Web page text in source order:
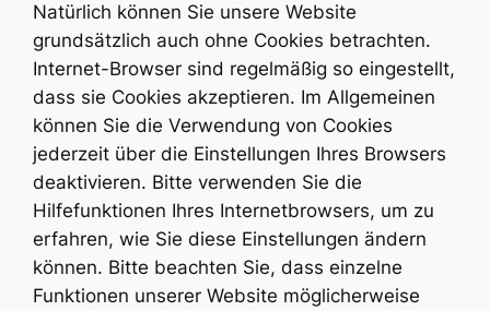
Natürlich können Sie unsere Website
grundsätzlich auch ohne Cookies betrachten.
Internet-Browser sind regelmäßig so eingestellt,
dass sie Cookies akzeptieren. Im Allgemeinen
können Sie die Verwendung von Cookies
jederzeit über die Einstellungen Ihres Browsers
deaktivieren. Bitte verwenden Sie die
Hilfefunktionen Ihres Internetbrowsers, um zu
erfahren, wie Sie diese Einstellungen ändern
können. Bitte beachten Sie, dass einzelne
Funktionen unserer Website möglicherweise